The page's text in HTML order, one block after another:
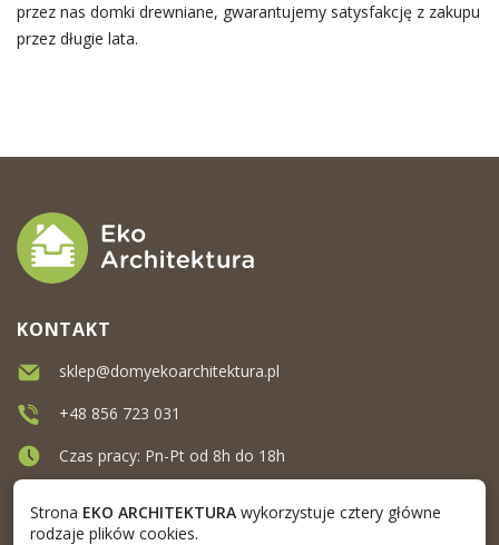
przez nas domki drewniane, gwarantujemy satysfakcję z zakupu
przez długie lata.
KONTAKT
sklep@domyekoarchitektura.pl
+48 856 723 031
Czas pracy: Pn-Pt od 8h do 18h
Strona EKO ARCHITEKTURAwykorzystuje cztery główne
rodzaje plików cookies.